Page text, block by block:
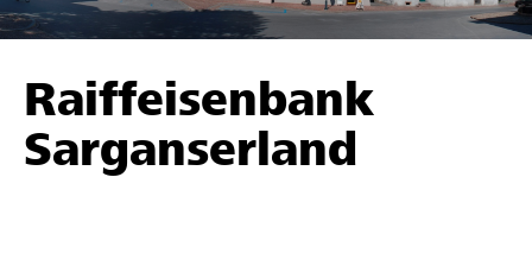
Unterstützen
Hilfe & Support
Projekte und Organisationen finden
Raiffeisenbank
Sarganserland